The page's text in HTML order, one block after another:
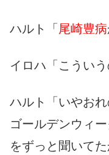
ハルト「 尾崎豊病
イロハ「こうい
ハルト「いやおれ
ゴールデンウィ
をずっと聞いて